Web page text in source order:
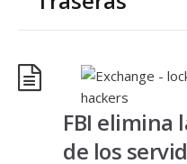
FBI elimina
de los